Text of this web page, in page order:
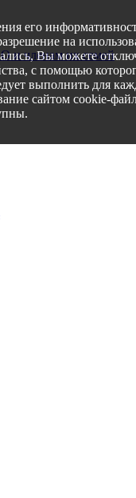
и членам их семей
его
на
Вы можете
с помощью
выполнить для
сайтом cookie-